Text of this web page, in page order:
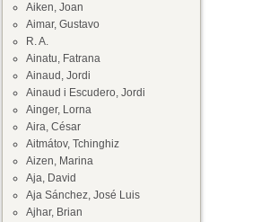
Aiken, Joan
Aimar, Gustavo
R. A.
Ainatu, Fatrana
Ainaud, Jordi
Ainaud i Escudero, Jordi
Ainger, Lorna
Aira, César
Aitmátov, Tchinghiz
Aizen, Marina
Aja, David
Aja Sánchez, José Luis
Ajhar, Brian